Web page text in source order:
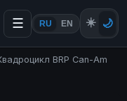
☰ RU EN ☀️ 🌙
BRP Can-Am